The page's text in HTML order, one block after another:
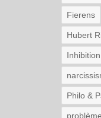
Fierens
Hubert
Inhibition
Philo &